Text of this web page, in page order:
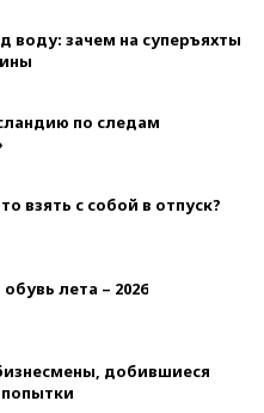
воду: зачем на суперъяхты
по следам
взять с собой в отпуск?
лета – 2026
добившиеся
попытки